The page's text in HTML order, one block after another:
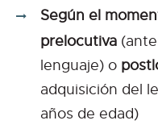
Según el
prelocutiva
lenguaje) o
adquisición del
años de edad)